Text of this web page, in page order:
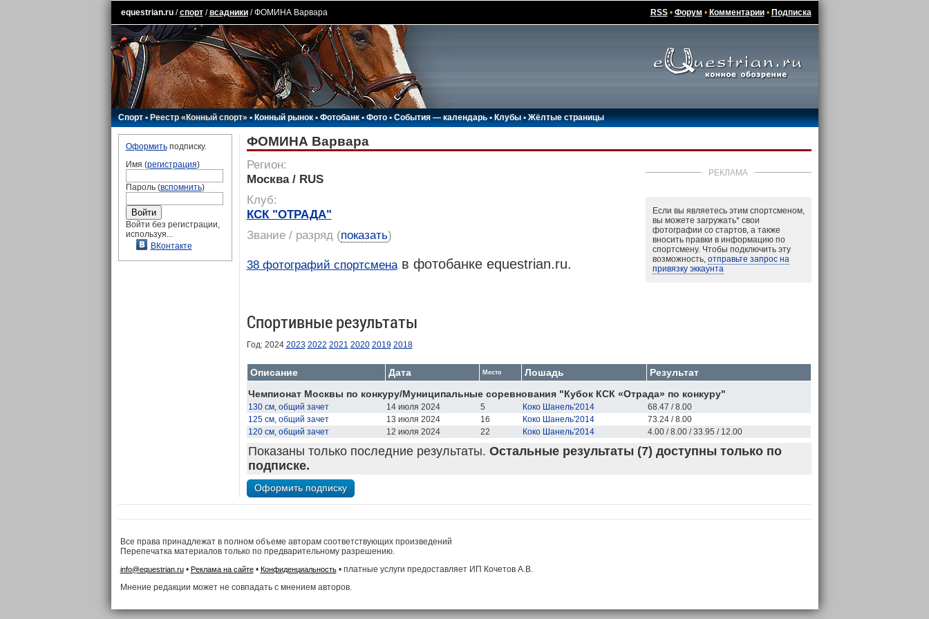
equestrian.ru/спорт/всадники/ ФОМИНА Варвара RSS• Форум • Комментарии• Подписка
Спорт•Реестр «Конный спорт»•Конный рынок•Фотобанк •Фото•События — календарь•Клубы •Жёлтые страницы
Оформитьподписку.
Имя (регистрация)
Пароль (вспомнить)
Войти без регистрации,
используя...
ВКонтакте
ФОМИНА Варвара
РЕКЛАМА
Если вы являетесь этим спортсменом,
вы можете загружать*свои
фотографии со стартов, а также
вносить правки в информацию по
спортсмену. Чтобы подключить эту
возможность, отправьте запрос на
привязку эккаунта
Регион:
Москва / RUS
Клуб:
КСК "ОТРАДА"
Звание / разряд(показать)
38 фотографий спортсменав фотобанке equestrian.ru.
Спортивные результаты
Год: 2024 2023 2022 2021 2020 2019 2018
Описание Дата Место Лошадь
Результат
Чемпионат Москвы по конкуру/Муниципальные соревнования "Кубок КСК «Отрада» по конкуру"
130 см, общий зачет 14 июля 2024 5 Коко Шанель'2014
68.47 / 8.00
125 см, общий зачет
13 июля 2024 16 Коко Шанель'2014
73.24 / 8.00
120 см, общий зачет
12 июля 2024 22 Коко Шанель'2014 4.00 / 8.00 / 33.95 / 12.00
Показаны только последние результаты. Остальные результаты (7) доступны только по
подписке.
Все права принадлежат в полном объеме авторам соответствующих произведений
Перепечатка материалов только по предварительному разрешению.
info@equestrian.ru• Реклама на сайте• Конфиденциальность• платные услуги предоставляет ИП Кочетов А.В.
Мнение редакции может не совпадать с мнением авторов.